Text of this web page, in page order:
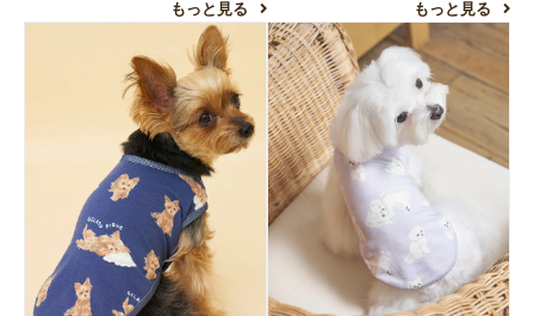
もっと見る もっと見る